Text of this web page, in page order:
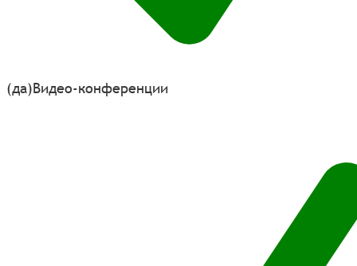
(да)Видео-конференции